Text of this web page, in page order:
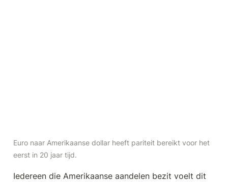
Euro naar Amerikaanse dollar heeft pariteit bereikt voor het
eerst in 20 jaar tijd.
Iedereen die Amerikaanse aandelen bezit voelt dit